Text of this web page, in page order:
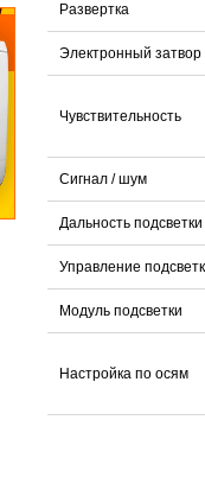
Развертка
Электронный затвор
Чувствительность
Сигнал / шум
Дальность подсветки
Управление
Модуль подсветки
Настройка по осям